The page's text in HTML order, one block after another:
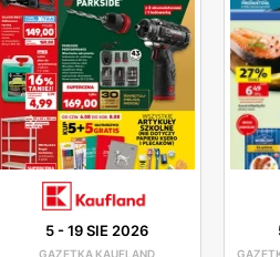
wiodą szczególnie
artykuły często
raty. Co więcej artykuły są
5-19 SIE 2026
GAZETKA KAUFLAND